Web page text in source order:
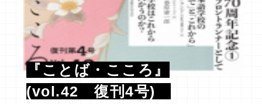
『ことば・こころ』
(vol.42 復刊4号)